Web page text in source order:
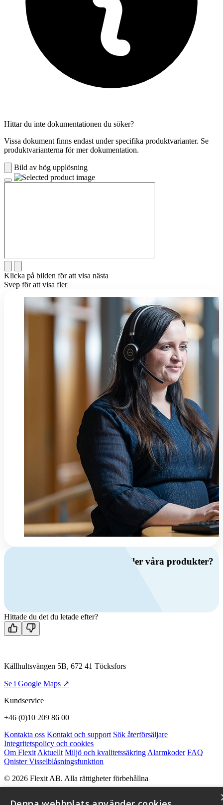
Hittar du inte dokumentationen du söker?
Vissa dokument finns endast under specifika produktvarianter. Se
produktvarianterna för mer dokumentation.
Bild av hög upplösning
Klicka på bilden för att visa nästa
Svep för att visa fler
Har du frågor om ventilation eller våra produkter?
Kontakta oss
Hittade du det du letade efter?
Källhultsvängen 5B, 672 41 Töcksfors
Se i Google Maps ↗
Kundservice
+46 (0)10 209 86 00
Kontakta oss Kontakt och support Sök återförsäljare
Integritetspolicy och cookies
Om Flexit Aktuellt Miljö och kvalitetssäkring Alarmkoder FAQ
Qnister Visselblåsningsfunktion
© 2026 Flexit AB. Alla rättigheter förbehållna